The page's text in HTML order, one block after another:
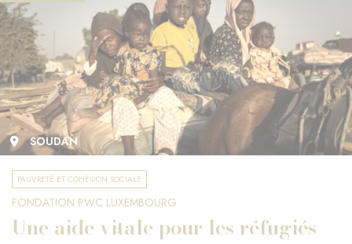
SOUDAN
PAUVRETÉ ET COHÉSION SOCIALE
FONDATION PWC LUXEMBOURG
Une aide vitale pour les réfugiés